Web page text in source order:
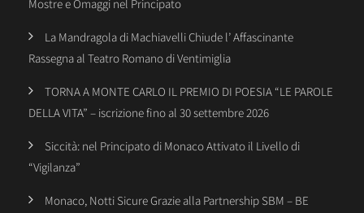
Mostre e Omaggi nel Principato
La Mandragola di Machiavelli Chiude l’ Affascinante
Rassegna al Teatro Romano di Ventimiglia
TORNA A MONTE CARLO IL PREMIO DI POESIA “LE PAROLE
DELLA VITA” – iscrizione fino al 30 settembre 2026
Siccità: nel Principato di Monaco Attivato il Livello di
“Vigilanza”
Monaco, Notti Sicure Grazie alla Partnership SBM – BE